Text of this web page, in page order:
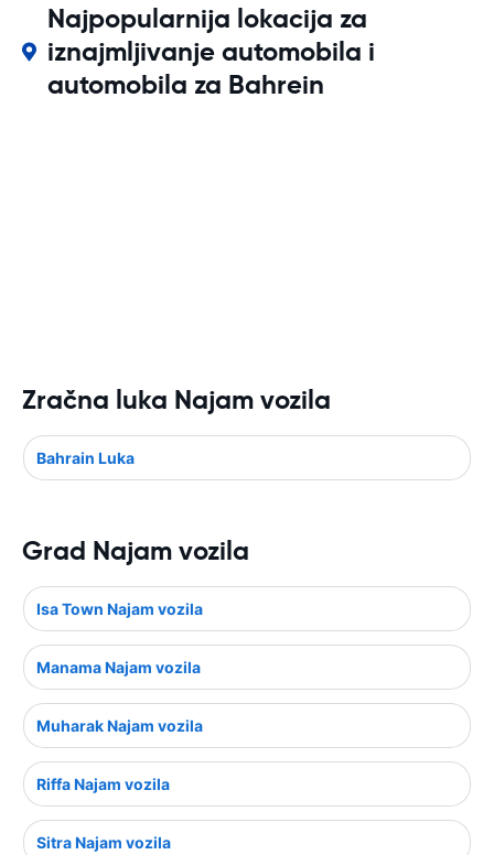
Najpopularnija lokacija za
iznajmljivanje automobila i
automobila za Bahrein
Zračna luka Najam vozila
Bahrain Luka
Grad Najam vozila
Isa Town Najam vozila
Manama Najam vozila
Muharak Najam vozila
Riffa Najam vozila
Sitra Najam vozila